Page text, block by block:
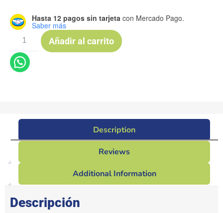
Hasta 12 pagos sin tarjeta con Mercado Pago.
Saber más
Añadir al carrito
Description
Reviews
Additional Information
Descripción